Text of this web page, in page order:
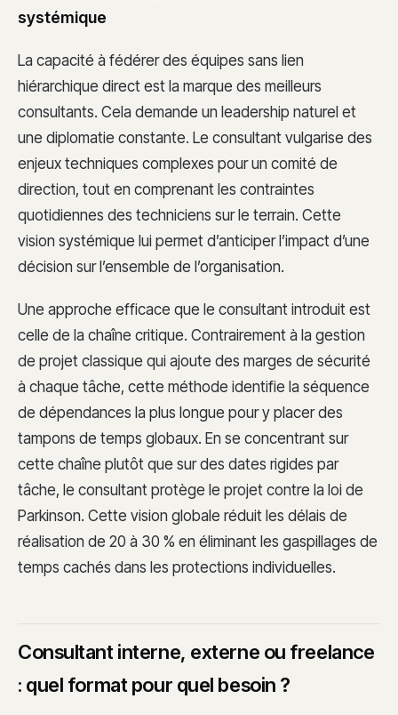
systémique
La capacité à fédérer des équipes sans lien
hiérarchique direct est la marque des meilleurs
consultants. Cela demande un leadership naturel et
une diplomatie constante. Le consultant vulgarise des
enjeux techniques complexes pour un comité de
direction, tout en comprenant les contraintes
quotidiennes des techniciens sur le terrain. Cette
vision systémique lui permet d’anticiper l’impact d’une
décision sur l’ensemble de l’organisation.
Une approche efficace que le consultant introduit est
celle de la chaîne critique. Contrairement à la gestion
de projet classique qui ajoute des marges de sécurité
à chaque tâche, cette méthode identifie la séquence
de dépendances la plus longue pour y placer des
tampons de temps globaux. En se concentrant sur
cette chaîne plutôt que sur des dates rigides par
tâche, le consultant protège le projet contre la loi de
Parkinson. Cette vision globale réduit les délais de
réalisation de 20 à 30 % en éliminant les gaspillages de
temps cachés dans les protections individuelles.
Consultant interne, externe ou freelance
: quel format pour quel besoin ?